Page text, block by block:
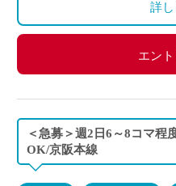
詳
エン
＜急募＞週2日6～8コマ程
OK/京阪本線